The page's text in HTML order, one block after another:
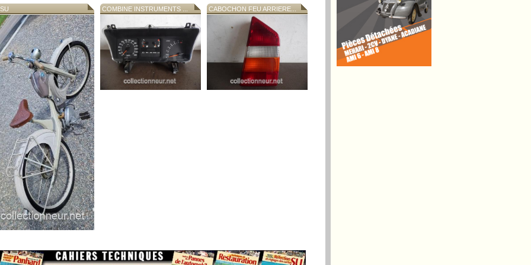
COMBINE INSTRUMENTS ... CABOCHON FEU ARRIERE...